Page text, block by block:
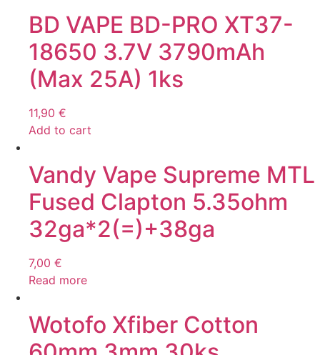
BD VAPE BD-PRO XT37-
18650 3.7V 3790mAh
(Max 25A) 1ks
11,90 €
Add to cart
Vandy Vape Supreme MTL
Fused Clapton 5.35ohm
32ga*2(=)+38ga
7,00 €
Read more
Wotofo Xfiber Cotton